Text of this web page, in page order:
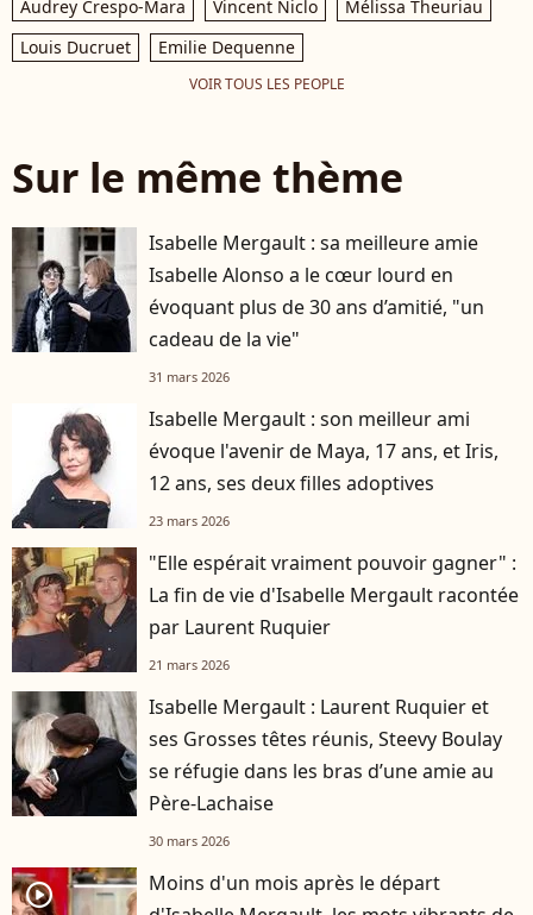
Audrey Crespo-Mara
Vincent Niclo
Mélissa Theuriau
Louis Ducruet
Emilie Dequenne
VOIR TOUS LES PEOPLE
Sur le même thème
Isabelle Mergault : sa meilleure amie
Isabelle Alonso a le cœur lourd en
évoquant plus de 30 ans d’amitié, "un
cadeau de la vie"
31 mars 2026
Isabelle Mergault : son meilleur ami
évoque l'avenir de Maya, 17 ans, et Iris,
12 ans, ses deux filles adoptives
23 mars 2026
"Elle espérait vraiment pouvoir gagner" :
La fin de vie d'Isabelle Mergault racontée
par Laurent Ruquier
21 mars 2026
Isabelle Mergault : Laurent Ruquier et
ses Grosses têtes réunis, Steevy Boulay
se réfugie dans les bras d’une amie au
Père-Lachaise
30 mars 2026
player2
Moins d'un mois après le départ